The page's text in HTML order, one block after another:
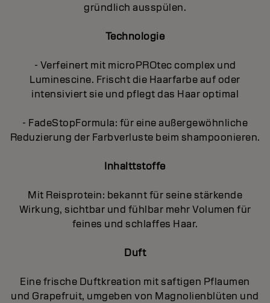
gründlich ausspülen.
Technologie
- Verfeinert mit microPROtec complex und
Luminescine. Frischt die Haarfarbe auf oder
intensiviert sie und pflegt das Haar optimal
- FadeStopFormula: für eine außergewöhnliche
Reduzierung der Farbverluste beim shampoonieren.
Inhalttstoffe
Mit Reisprotein: bekannt für seine stärkende
Wirkung, sichtbar und fühlbar mehr Volumen für
feines und schlaffes Haar.
Duft
Eine frische Duftkreation mit saftigen Pflaumen
und Grapefruit, umgeben von Magnolienblüten und